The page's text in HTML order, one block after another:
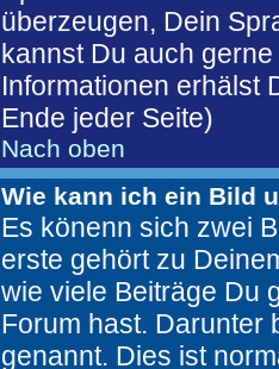
überzeugen, Dein
kannst Du auch
Informationen erhälst
Ende jeder Seite)
Nach oben
Wie kann ich ein Bild
Es könenn sich zwei
erste gehört zu
wie viele Beiträge Du
Forum hast. Darunter
genannt. Dies ist